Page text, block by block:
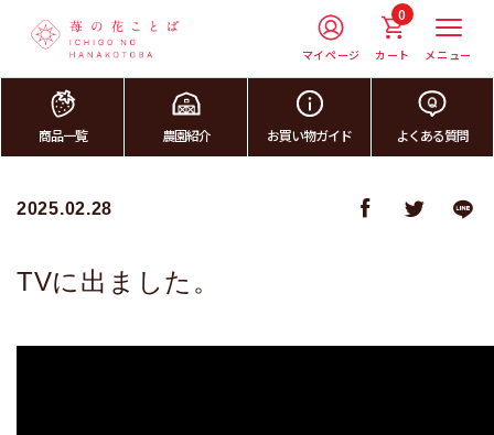
マイページ カート
0
メニュー
商品一覧 農園紹介 お買い物ガイド よくある質問
2025.02.28
TVに出ました。